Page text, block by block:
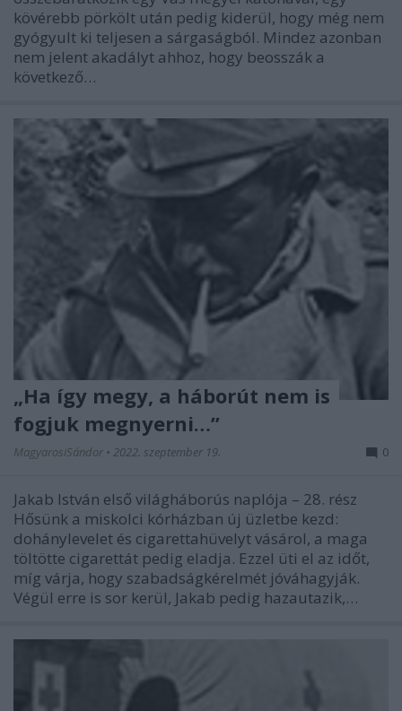
kövérebb pörkölt után pedig kiderül, hogy még nem
gyógyult ki teljesen a sárgaságból. Mindez azonban
nem jelent akadályt ahhoz, hogy beosszák a
következő…
„Ha így megy, a háborút nem is
fogjuk megnyerni…”
MagyarosiSándor • 2022. szeptember 19. 0
Jakab István első világháborús naplója – 28. rész
Hősünk a miskolci kórházban új üzletbe kezd:
dohánylevelet és cigarettahüvelyt vásárol, a maga
töltötte cigarettát pedig eladja. Ezzel üti el az időt,
míg várja, hogy szabadságkérelmét jóváhagyják.
Végül erre is sor kerül, Jakab pedig hazautazik,…